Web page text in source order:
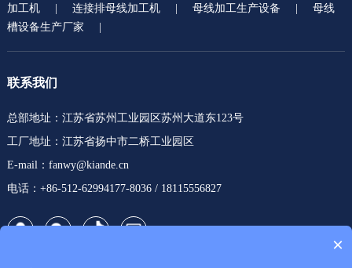
加工机
连接排母线加工机 母线加工生产设备
母线
槽设备生产厂家
联系我们
总部地址：江苏省苏州工业园区苏州大道东123号
工厂地址：江苏省扬中市二桥工业园区
E-mail：fanwy@kiande.cn
电话：+86-512-62994177-8036 / 18115556827
×